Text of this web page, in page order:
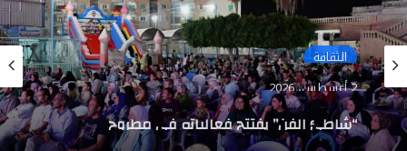
الثقافة
2 أغسطس، 2026
“شاطئ الفن” يفتتح فعالياته في مطروح
والإسكندرية.. 118 عرضًا فنيًا لإحياء التراث المصري